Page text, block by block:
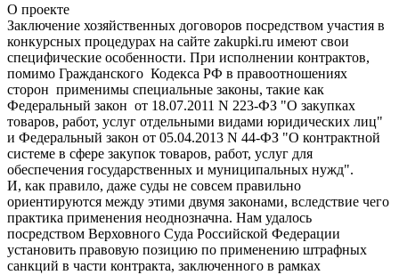
О проекте
Заключение хозяйственных договоров посредством участия в
конкурсных процедурах на сайте zakupki.ru имеют свои
специфические особенности. При исполнении контрактов,
помимо Гражданского Кодекса РФ в правоотношениях
сторон применимы специальные законы, такие как
Федеральный закон от 18.07.2011 N 223-ФЗ "О закупках
товаров, работ, услуг отдельными видами юридических лиц"
и Федеральный закон от 05.04.2013 N 44-ФЗ "О контрактной
системе в сфере закупок товаров, работ, услуг для
обеспечения государственных и муниципальных нужд".
И, как правило, даже суды не совсем правильно
ориентируются между этими двумя законами, вследствие чего
практика применения неоднозначна. Нам удалось
посредством Верховного Суда Российской Федерации
установить правовую позицию по применению штрафных
санкций в части контракта, заключенного в рамках